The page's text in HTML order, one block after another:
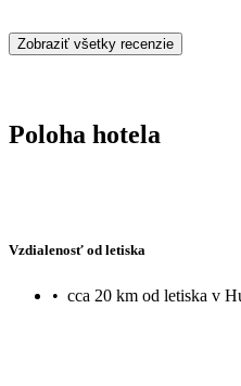
Zobraziť všetky recenzie
Poloha hotela
Vzdialenosť od letiska
• cca 20 km od letiska v